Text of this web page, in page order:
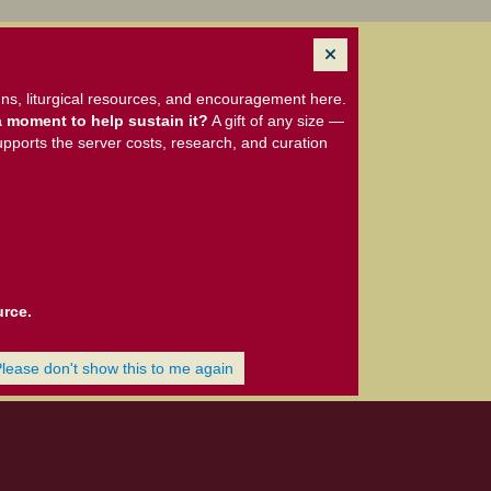
liturgical resources, and encouragement here.
moment to help sustain it? A gift of any size —
the server costs, research, and curation
don't show this to me again